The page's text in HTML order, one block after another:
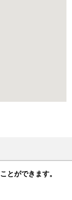
とができます。